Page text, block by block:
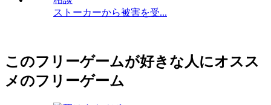
ストーカーから被害を受...
このフリーゲームが好きな人にオスス
メのフリーゲーム